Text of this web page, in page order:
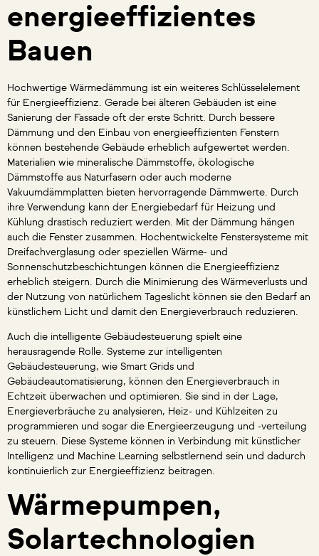
energieeffizientes
Bauen
Hochwertige Wärmedämmung ist ein weiteres Schlüsselelement
für Energieeffizienz. Gerade bei älteren Gebäuden ist eine
Sanierung der Fassade oft der erste Schritt. Durch bessere
Dämmung und den Einbau von energieeffizienten Fenstern
können bestehende Gebäude erheblich aufgewertet werden.
Materialien wie mineralische Dämmstoffe, ökologische
Dämmstoffe aus Naturfasern oder auch moderne
Vakuumdämmplatten bieten hervorragende Dämmwerte. Durch
ihre Verwendung kann der Energiebedarf für Heizung und
Kühlung drastisch reduziert werden. Mit der Dämmung hängen
auch die Fenster zusammen. Hochentwickelte Fenstersysteme mit
Dreifachverglasung oder speziellen Wärme- und
Sonnenschutzbeschichtungen können die Energieeffizienz
erheblich steigern. Durch die Minimierung des Wärmeverlusts und
der Nutzung von natürlichem Tageslicht können sie den Bedarf an
künstlichem Licht und damit den Energieverbrauch reduzieren.
Auch die intelligente Gebäudesteuerung spielt eine
herausragende Rolle. Systeme zur intelligenten
Gebäudesteuerung, wie Smart Grids und
Gebäudeautomatisierung, können den Energieverbrauch in
Echtzeit überwachen und optimieren. Sie sind in der Lage,
Energieverbräuche zu analysieren, Heiz- und Kühlzeiten zu
programmieren und sogar die Energieerzeugung und -verteilung
zu steuern. Diese Systeme können in Verbindung mit künstlicher
Intelligenz und Machine Learning selbstlernend sein und dadurch
kontinuierlich zur Energieeffizienz beitragen.
Wärmepumpen,
Solartechnologien